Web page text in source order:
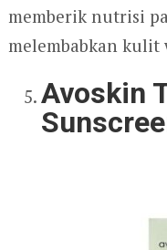
memberik nutrisi
melembabkan kulit
Avoskin